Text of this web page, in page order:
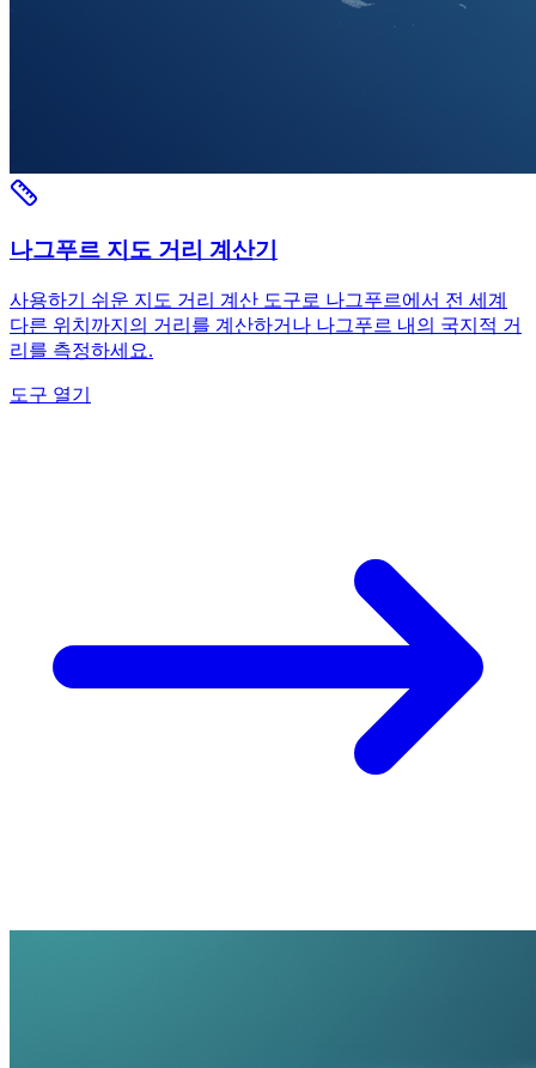
나그푸르 지도 거리 계산기
사용하기 쉬운 지도 거리 계산 도구로 나그푸르에서 전 세계
다른 위치까지의 거리를 계산하거나 나그푸르 내의 국지적 거
리를 측정하세요.
도구 열기